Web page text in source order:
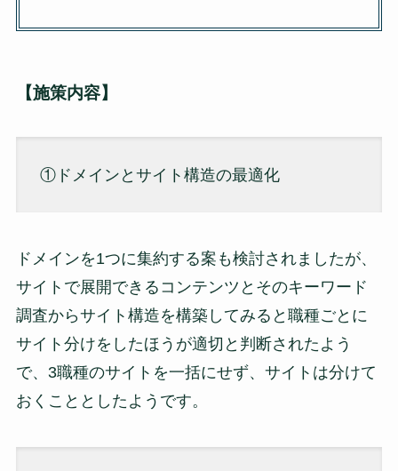
【施策内容】
①ドメインとサイト構造の最適化
ドメインを1つに集約する案も検討されましたが、
サイトで展開できるコンテンツとそのキーワード
調査からサイト構造を構築してみると職種ごとに
サイト分けをしたほうが適切と判断されたよう
で、3職種のサイトを一括にせず、サイトは分けて
おくこととしたようです。